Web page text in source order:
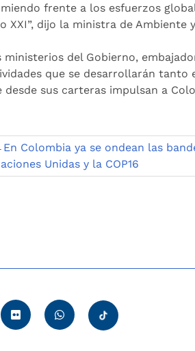
frente a los esfuerzos
XXI”, dijo la ministra de Ambiente
ministerios del Gobierno,
que se desarrollarán tanto
desde sus carteras impulsan a
En Colombia ya se ondean las
Unidas y la COP16